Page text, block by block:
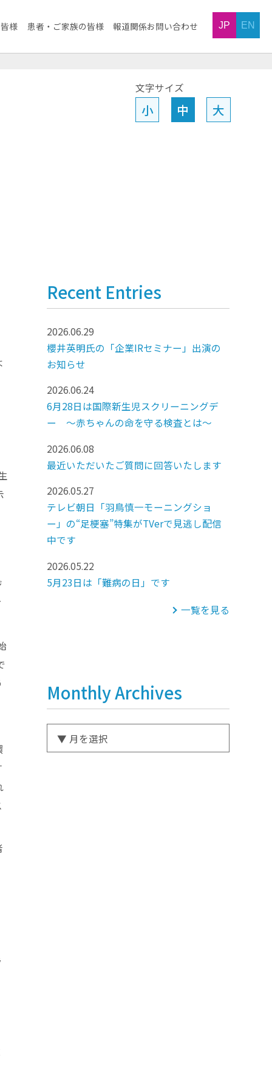
様 患者・ご家族の皆様 報道関係お問い合わせ JP EN
文字サイズ
小 中 大
Recent Entries
2026.06.29
櫻井英明氏の「企業IRセミナー」出演の
お知らせ
2026.06.24
6月28日は国際新生児スクリーニングデ
ー ～赤ちゃんの命を守る検査とは～
2026.06.08
最近いただいたご質問に回答いたします
2026.05.27
テレビ朝日「羽鳥慎一モーニングショ
ー」の“足梗塞”特集がTVerで見逃し配信
中です
2026.05.22
5月23日は「難病の日」です
一覧を見る
Monthly Archives